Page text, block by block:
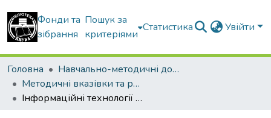
Фонди та
зібрання
Пошук за
критеріями
Статистика Увійти
Головна
Навчально-методичні документи
Методичні вказівки та рекомендації
Інформаційні технології : методичні вказівки до виконання контрольної роботи